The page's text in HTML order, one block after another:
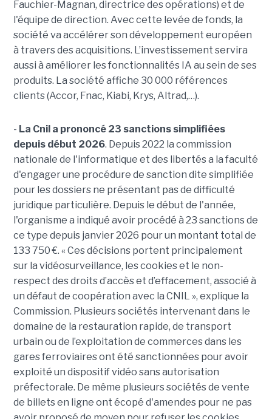
Fauchier-Magnan, directrice des opérations) et de
l'équipe de direction. Avec cette levée de fonds, la
société va accélérer son développement européen
à travers des acquisitions. L’investissement servira
aussi à améliorer les fonctionnalités IA au sein de ses
produits. La société affiche 30 000 références
clients (Accor, Fnac, Kiabi, Krys, Altrad,…).
- La Cnil a prononcé 23 sanctions simplifiées
depuis début 2026. Depuis 2022 la commission
nationale de l'informatique et des libertés a la faculté
d'engager une procédure de sanction dite simplifiée
pour les dossiers ne présentant pas de difficulté
juridique particulière. Depuis le début de l'année,
l'organisme a indiqué avoir procédé à 23 sanctions de
ce type depuis janvier 2026 pour un montant total de
133 750 €. « Ces décisions portent principalement
sur la vidéosurveillance, les cookies et le non-
respect des droits d’accès et d’effacement, associé à
un défaut de coopération avec la CNIL », explique la
Commission. Plusieurs sociétés intervenant dans le
domaine de la restauration rapide, de transport
urbain ou de l’exploitation de commerces dans les
gares ferroviaires ont été sanctionnées pour avoir
exploité un dispositif vidéo sans autorisation
préfectorale. De même plusieurs sociétés de vente
de billets en ligne ont écopé d'amendes pour ne pas